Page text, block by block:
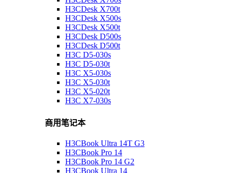
H3CDesk X700t
H3CDesk X500s
H3CDesk X500t
H3CDesk D500s
H3CDesk D500t
H3C D5-030s
H3C D5-030t
H3C X5-030s
H3C X5-030t
H3C X5-020t
H3C X7-030s
商用笔记本
H3CBook Ultra 14T G3
H3CBook Pro 14
H3CBook Pro 14 G2
H3CBook Ultra 14